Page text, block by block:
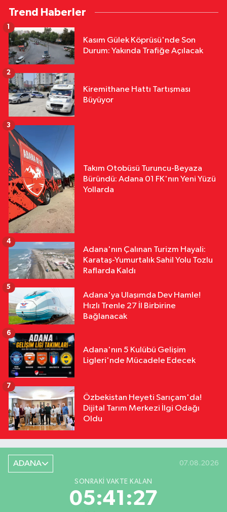
Trend Haberler
Kasım Gülek Köprüsü'nde Son
Durum: Yakında Trafiğe Açılacak
1
Kiremithane Hattı Tartışması
Büyüyor
2
Takım Otobüsü Turuncu-Beyaza
Büründü: Adana 01 FK'nın Yeni Yüzü
Yollarda
3
Adana'nın Çalınan Turizm Hayali:
Karataş-Yumurtalık Sahil Yolu Tozlu
Raflarda Kaldı
4
Adana'ya Ulaşımda Dev Hamle!
Hızlı Trenle 27 İl Birbirine
Bağlanacak
5
Adana'nın 5 Kulübü Gelişim
Ligleri'nde Mücadele Edecek
6
Özbekistan Heyeti Sarıçam'da!
Dijital Tarım Merkezi İlgi Odağı
Oldu
7
ADANA 07.08.2026
SONRAKI VAKTE KALAN
05:41:26